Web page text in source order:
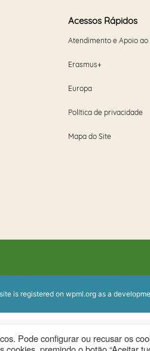
Acessos Rápidos
Atendimento e Apoio ao
Erasmus+
Europa
Política de privacidade
Mapa do Site
Pode configurar ou recusar os
is registered on wpml.orgas a